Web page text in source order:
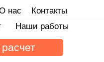
нас
Наши работы
Контакты